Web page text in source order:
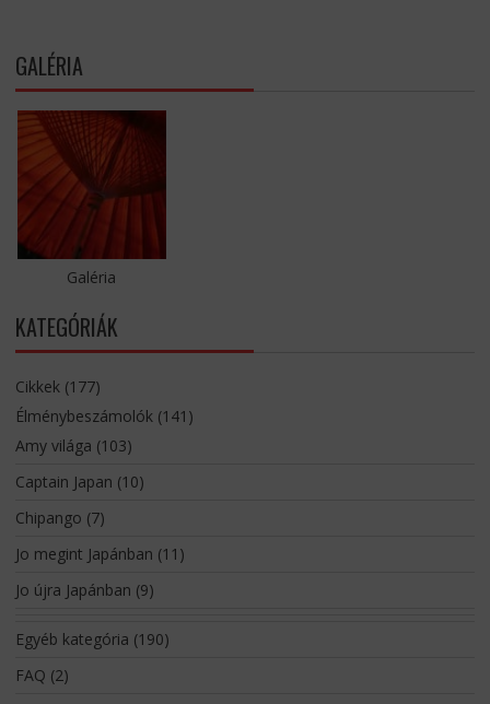
GALÉRIA
Galéria
KATEGÓRIÁK
Cikkek(177)
Élménybeszámolók(141)
Amy világa (103)
Captain Japan (10)
Chipango (7)
Jo megint Japánban (11)
Jo újra Japánban (9)
Egyéb kategória (190)
FAQ (2)